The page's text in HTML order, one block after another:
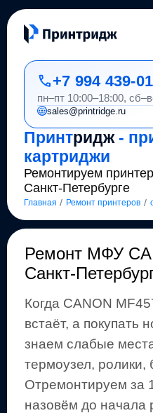
Принтридж-
картриджи
Ремонтируем
Санкт-Петербурге
Главная / Ремонт принтеров /
+7 994 439-
пн–пт 10:00–18:00,
sales@printridge.ru
Ремонт МФУ
Санкт-
Когда CANON
встаёт, а покупать
знаем слабые
термоузел, ролики,
Отремонтируем за
назовём до начала